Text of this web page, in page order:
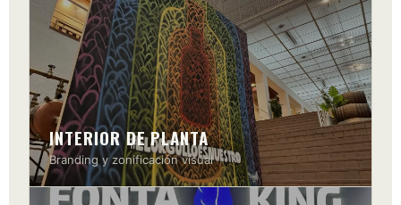
INTERIOR DE PLANTA
Branding y zonificación visual